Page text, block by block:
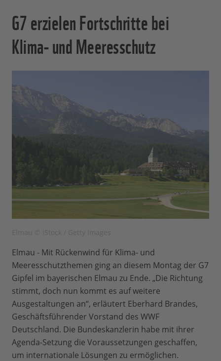
G7 erzielen Fortschritte bei
Klima- und Meeresschutz
Elmau - Mit Rückenwind für Klima- und
Meeresschutzthemen ging an diesem Montag der G7
Gipfel im bayerischen Elmau zu Ende. „Die Richtung
stimmt, doch nun kommt es auf weitere
Ausgestaltungen an“, erläutert Eberhard Brandes,
Geschäftsführender Vorstand des WWF
Deutschland. Die Bundeskanzlerin habe mit ihrer
Agenda-Setzung die Voraussetzungen geschaffen,
um internationale Lösungen zu ermöglichen.